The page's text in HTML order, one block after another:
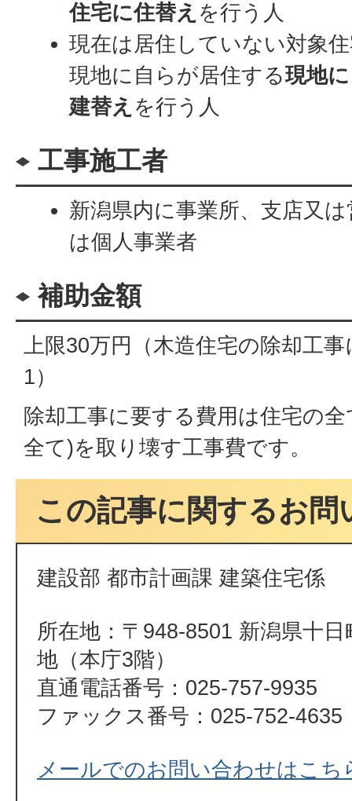
住宅に住替え を行う人
現在は居住していない対象
現地に自らが居住する現地
建替え を行う人
工事施工者
新潟県内に事業所、支店又
は個人事業者
補助金額
上限30万円（木造住宅の除却工
1）
除却工事に要する費用は住宅の
全て)を取り壊す工事費です。
この記事に関するお問
建設部 都市計画課 建築住宅係
所在地：〒948-8501 新潟県十
地（本庁3階）
直通電話番号：025-757-9935
ファックス番号：025-752-4635
メールでのお問い合わせはこち